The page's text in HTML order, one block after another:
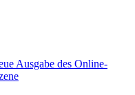
Ausgabe des Online-